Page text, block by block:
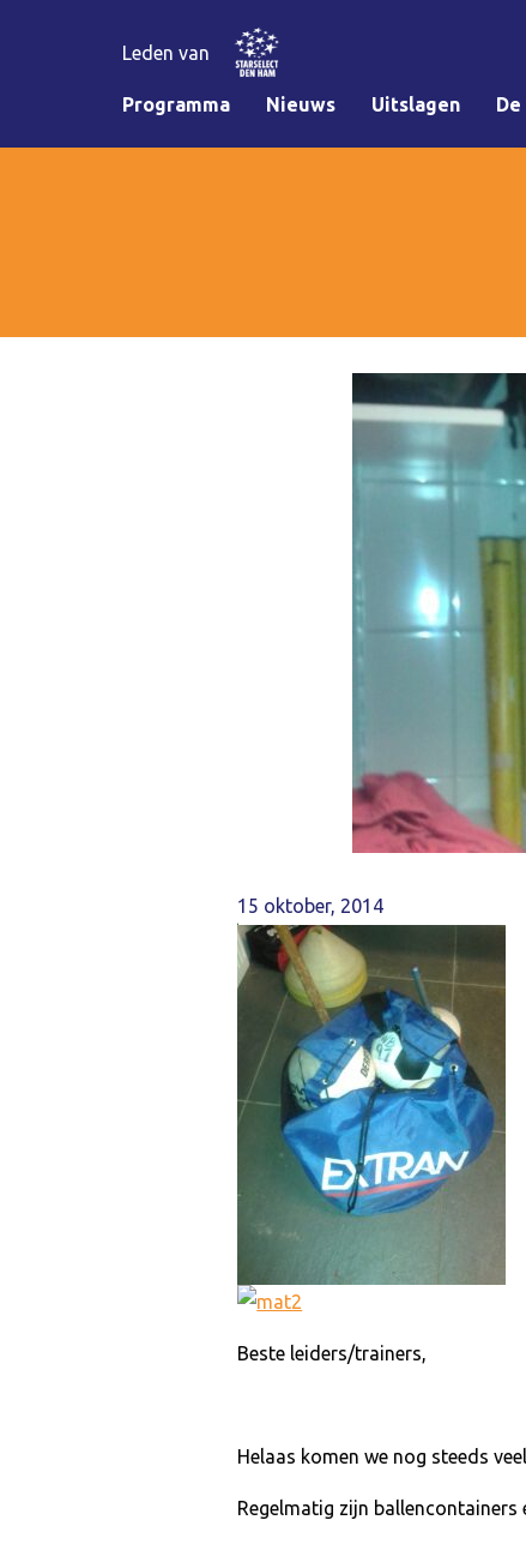
Leden van
Programma Nieuws Uitslagen
15 oktober, 2014
Beste leiders/trainers,
Helaas komen we nog steeds
Regelmatig zijn